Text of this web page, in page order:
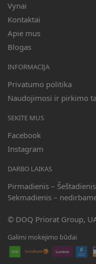
Vynai
Kontaktai
Apie mus
Blogas
INFORMACIJA
Privatumo politika
Naudojimosi ir pirkimo
SEKITE MUS
Facebook
Instagram
DARBO LAIKAS
Pirmadienis –
Sekmadienis –
© DOQ Priorat Group,
Galimi mokėjimo būdai